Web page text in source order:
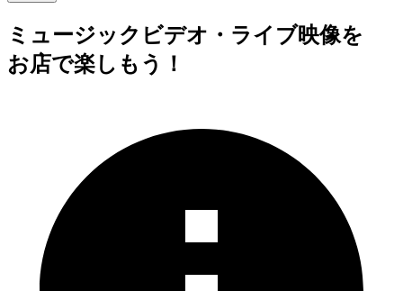
ミュージックビデオ・ライブ映像を
お店で楽しもう！